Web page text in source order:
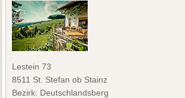
Lestein 73
8511 St. Stefan ob Stainz
Bezirk: Deutschlandsberg